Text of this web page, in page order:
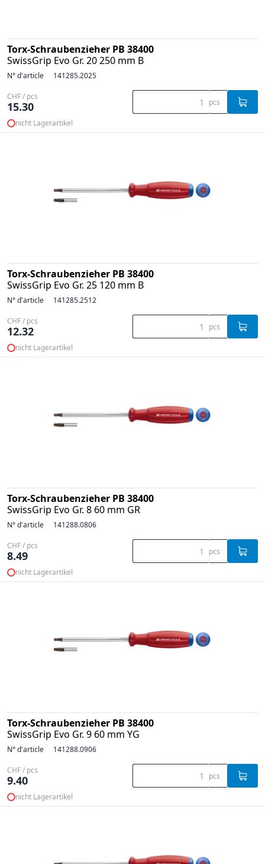
Torx-Schraubenzieher PB 38400
SwissGrip Evo Gr. 20 250 mm B
N° d'article 141285.2025
CHF / pcs
15.30 pcs
nicht Lagerartikel
Torx-Schraubenzieher PB 38400
SwissGrip Evo Gr. 25 120 mm B
N° d'article 141285.2512
CHF / pcs
12.32 pcs
nicht Lagerartikel
Torx-Schraubenzieher PB 38400
SwissGrip Evo Gr. 8 60 mm GR
N° d'article 141288.0806
CHF / pcs
8.49 pcs
nicht Lagerartikel
Torx-Schraubenzieher PB 38400
SwissGrip Evo Gr. 9 60 mm YG
N° d'article 141288.0906
CHF / pcs
9.40 pcs
nicht Lagerartikel